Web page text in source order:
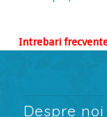
Intrebari
Despre noi